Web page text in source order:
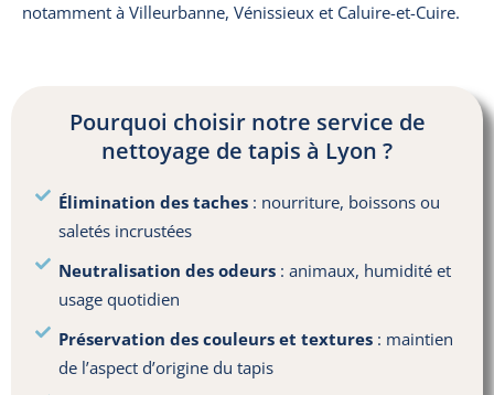
notamment à Villeurbanne, Vénissieux et Caluire-et-Cuire.
Pourquoi choisir notre service de
nettoyage de tapis à Lyon ?
Élimination des taches: nourriture, boissons ou
saletés incrustées
Neutralisation des odeurs: animaux, humidité et
usage quotidien
Préservation des couleurs et textures: maintien
de l’aspect d’origine du tapis